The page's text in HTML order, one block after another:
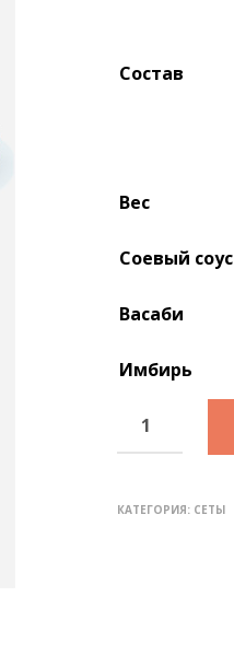
Состав
Вес
Соевый соус
Васаби
Имбирь
КАТЕГОРИЯ: СЕТЫ